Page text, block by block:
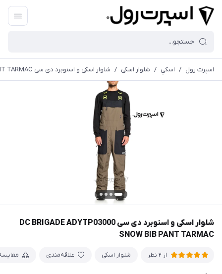
اسپرت رول / اسكي / شلوار اسکی / شلوار اسکی و اسنوبرد دی سی DC BRIGADE ADYTP03000 SNOW BIB PANT TARMAC
شلوار اسکی و اسنوبرد دی سی DC BRIGADE ADYTP03000
SNOW BIB PANT TARMAC
از 2 نظر شلوار اسکی علاقه‌مندی